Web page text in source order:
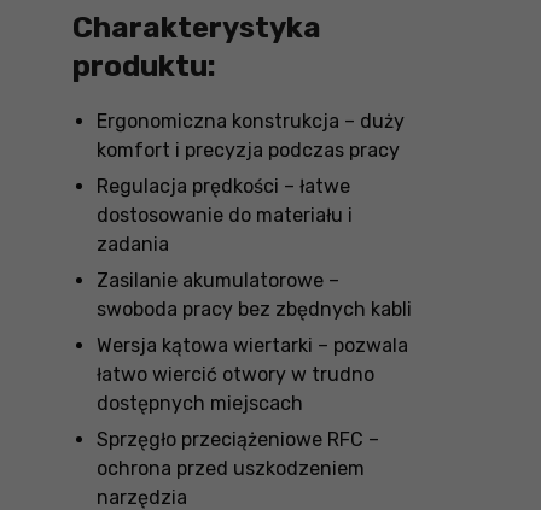
Charakterystyka
produktu:
Ergonomiczna konstrukcja – duży
komfort i precyzja podczas pracy
Regulacja prędkości – łatwe
dostosowanie do materiału i
zadania
Zasilanie akumulatorowe –
swoboda pracy bez zbędnych kabli
Wersja kątowa wiertarki – pozwala
łatwo wiercić otwory w trudno
dostępnych miejscach
Sprzęgło przeciążeniowe RFC –
ochrona przed uszkodzeniem
narzędzia